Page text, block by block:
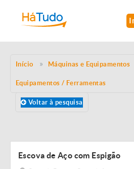
Início Máquinas e Equipamentos
Equipamentos / Ferramentas
Voltar à pesquisa
Escova de Aço com Espigão